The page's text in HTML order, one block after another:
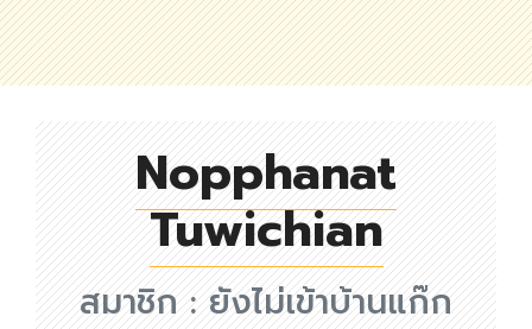
Nopphanat
Tuwichian
สมาชิก : ยังไม่เข้าบ้านแก๊ก